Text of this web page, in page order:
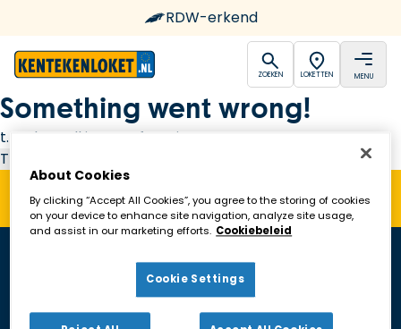
RDW-erkend
open
ZOEKEN LOKETTEN MENU
Something went wrong!
t.replaceAll is not a function
Try again
About Cookies
By clicking “Accept All Cookies”, you agree to the storing of cookies
on your device to enhance site navigation, analyze site usage,
and assist in our marketing efforts. Cookiebeleid
Cookie Settings